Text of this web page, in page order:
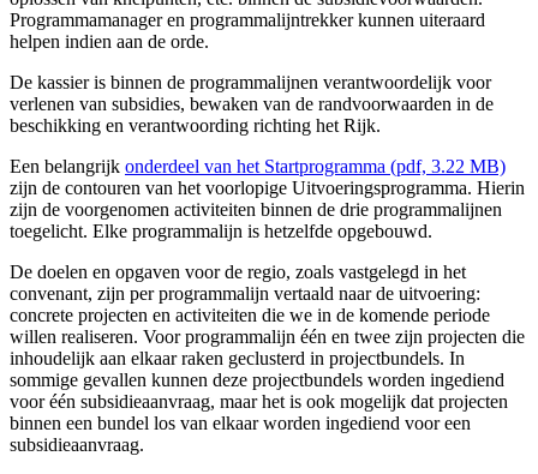
Programmamanager en programmalijntrekker kunnen uiteraard
helpen indien aan de orde.
De kassier is binnen de programmalijnen verantwoordelijk voor
verlenen van subsidies, bewaken van de randvoorwaarden in de
beschikking en verantwoording richting het Rijk.
Een belangrijk onderdeel van het Startprogramma (pdf, 3.22 MB)
zijn de contouren van het voorlopige Uitvoeringsprogramma. Hierin
zijn de voorgenomen activiteiten binnen de drie programmalijnen
toegelicht. Elke programmalijn is hetzelfde opgebouwd.
De doelen en opgaven voor de regio, zoals vastgelegd in het
convenant, zijn per programmalijn vertaald naar de uitvoering:
concrete projecten en activiteiten die we in de komende periode
willen realiseren. Voor programmalijn één en twee zijn projecten die
inhoudelijk aan elkaar raken geclusterd in projectbundels. In
sommige gevallen kunnen deze projectbundels worden ingediend
voor één subsidieaanvraag, maar het is ook mogelijk dat projecten
binnen een bundel los van elkaar worden ingediend voor een
subsidieaanvraag.